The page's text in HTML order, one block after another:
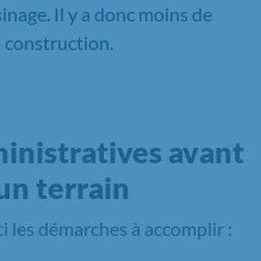
Il y a donc moins de
avant
terrain
démarches à accomplir :